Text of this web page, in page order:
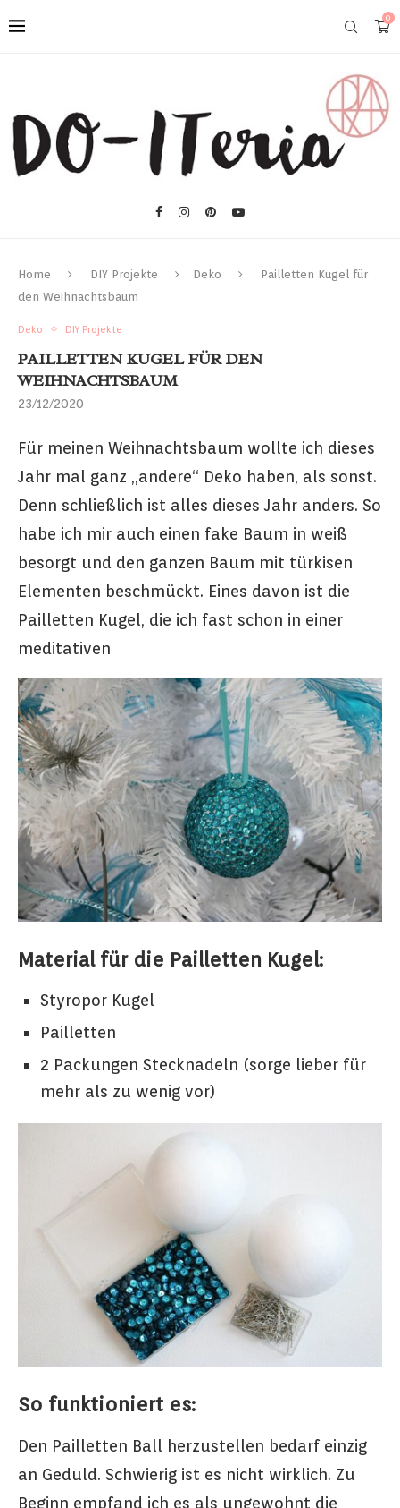
0
Home DIY Projekte Deko
Pailletten Kugel für
den Weihnachtsbaum
Deko DIY Projekte
PAILLETTEN KUGEL FÜR DEN
WEIHNACHTSBAUM
23/12/2020
Für meinen Weihnachtsbaum wollte ich dieses
Jahr mal ganz „andere“ Deko haben, als sonst.
Denn schließlich ist alles dieses Jahr anders. So
habe ich mir auch einen fake Baum in weiß
besorgt und den ganzen Baum mit türkisen
Elementen beschmückt. Eines davon ist die
Pailletten Kugel, die ich fast schon in einer
meditativen
Material für die Pailletten Kugel:
Styropor Kugel
Pailletten
2 Packungen Stecknadeln (sorge lieber für
mehr als zu wenig vor)
So funktioniert es:
Den Pailletten Ball herzustellen bedarf einzig
an Geduld. Schwierig ist es nicht wirklich. Zu
Beginn empfand ich es als ungewohnt die